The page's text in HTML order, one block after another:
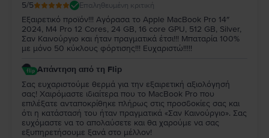
5/5 Επαληθευμένη κριτική
Εξαιρετικό προϊόν!!! Αγόρασα το Apple MacBook Pro 14″
2024, M4 Pro 12 Cores, 24 GB, 16 core GPU, 512 GB, Silver,
Σαν Καινούργιο και ήταν πραγματικά έτσι!!! Μπαταρία 100%
με μόνο 50 κύκλους φόρτισης!!! Ευχαριστώ!!!!!
Απάντηση από τη Flip
Σας ευχαριστούμε θερμά για την εξαιρετική αξιολόγησή
σας! Χαιρόμαστε ιδιαίτερα που το MacBook Pro που
επιλέξατε ανταποκρίθηκε πλήρως στις προσδοκίες σας και
ότι η κατάστασή του ήταν πραγματικά «Σαν Καινούργιο». Σας
ευχόμαστε να το απολαύσετε και θα χαρούμε να σας
εξυπηρετήσουμε ξανά στο μέλλον!